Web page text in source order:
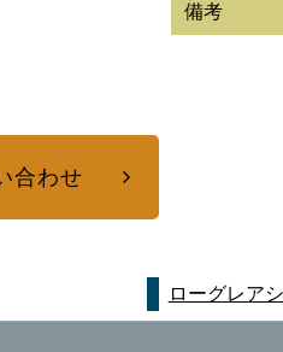
備考
合わせ
ローグレア